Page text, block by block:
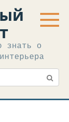
знать о